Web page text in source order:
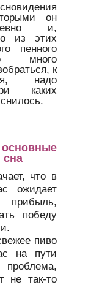
он
и,
из этих
пенного
много
к
надо
каких
сна
что в
ожидает
прибыль,
победу
пиво
на пути
не так-то